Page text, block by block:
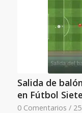
Salida de
en Fútbol
0 Comentarios /